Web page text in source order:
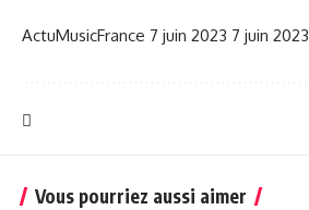
ActuMusicFrance 7 juin 2023 7 juin 2023
Vous pourriez aussi aimer